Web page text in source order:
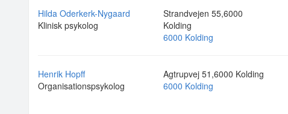
Hilda Oderkerk-Nygaard
Klinisk psykolog
Strandvejen 55,6000
Kolding
6000 Kolding
Henrik Hopff
Organisationspsykolog
Agtrupvej 51,6000 Kolding
6000 Kolding